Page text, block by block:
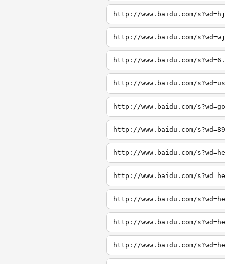
http://www.baidu.com/
http://www.baidu.com/
http://www.baidu.com/
http://www.baidu.com/
http://www.baidu.com/
http://www.baidu.com/
http://www.baidu.com/
http://www.baidu.com/
http://www.baidu.com/
http://www.baidu.com/
http://www.baidu.com/